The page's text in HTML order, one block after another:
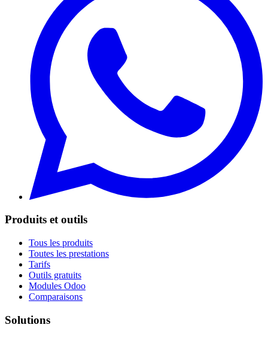
Produits et outils
Tous les produits
Toutes les prestations
Tarifs
Outils gratuits
Modules Odoo
Comparaisons
Solutions